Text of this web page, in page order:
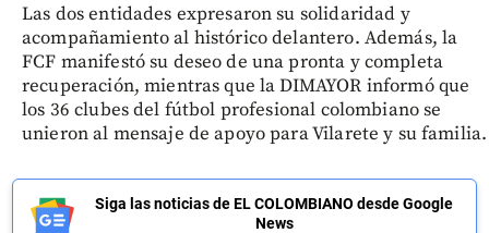
Las dos entidades expresaron su solidaridad y
acompañamiento al histórico delantero. Además, la
FCF manifestó su deseo de una pronta y completa
recuperación, mientras que la DIMAYOR informó que
los 36 clubes del fútbol profesional colombiano se
unieron al mensaje de apoyo para Vilarete y su familia.
Siga las noticias de EL COLOMBIANO desde Google
News